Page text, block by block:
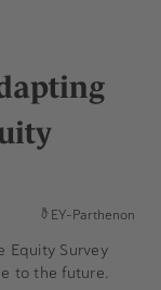
EY-Parthenon
Equity Survey
to the future.